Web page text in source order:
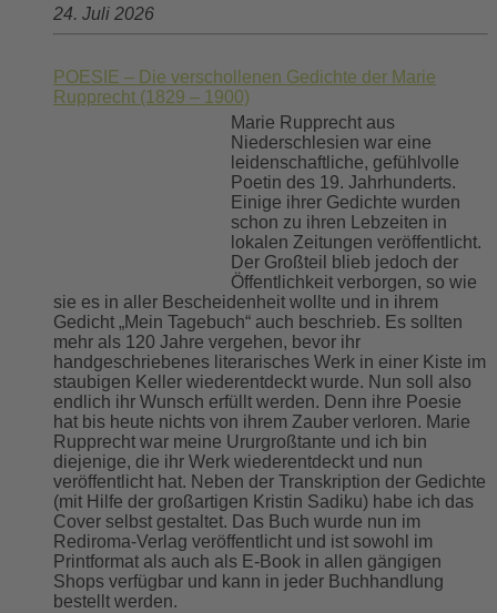
24. Juli 2026
POESIE – Die verschollenen Gedichte der Marie
Rupprecht (1829 – 1900)
Marie Rupprecht aus
Niederschlesien war eine
leidenschaftliche, gefühlvolle
Poetin des 19. Jahrhunderts.
Einige ihrer Gedichte wurden
schon zu ihren Lebzeiten in
lokalen Zeitungen veröffentlicht.
Der Großteil blieb jedoch der
Öffentlichkeit verborgen, so wie
sie es in aller Bescheidenheit wollte und in ihrem
Gedicht „Mein Tagebuch“ auch beschrieb. Es sollten
mehr als 120 Jahre vergehen, bevor ihr
handgeschriebenes literarisches Werk in einer Kiste im
staubigen Keller wiederentdeckt wurde. Nun soll also
endlich ihr Wunsch erfüllt werden. Denn ihre Poesie
hat bis heute nichts von ihrem Zauber verloren. Marie
Rupprecht war meine Ururgroßtante und ich bin
diejenige, die ihr Werk wiederentdeckt und nun
veröffentlicht hat. Neben der Transkription der Gedichte
(mit Hilfe der großartigen Kristin Sadiku) habe ich das
Cover selbst gestaltet. Das Buch wurde nun im
Rediroma-Verlag veröffentlicht und ist sowohl im
Printformat als auch als E-Book in allen gängigen
Shops verfügbar und kann in jeder Buchhandlung
bestellt werden.